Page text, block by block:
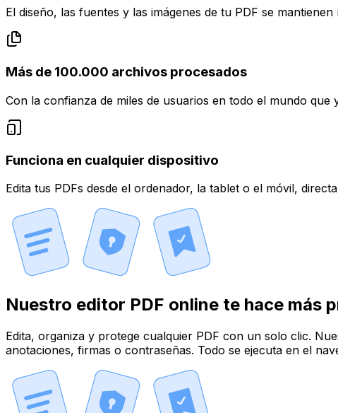
El diseño, las fuentes y las imágenes de tu PDF se
Más de 100.000 archivos procesados
Con la confianza de miles de usuarios en todo el mundo
Funciona en cualquier dispositivo
Edita tus PDFs desde el ordenador, la tablet o el móvil,
Nuestro editor PDF online te hace más
Edita, organiza y protege cualquier PDF con un solo clic.
anotaciones, firmas o contraseñas. Todo se ejecuta en el